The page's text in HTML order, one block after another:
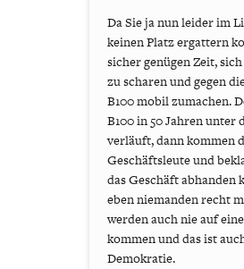
Da Sie ja nun leider im
keinen Platz ergattern
sicher genügen Zeit,
zu scharen und gegen
B100 mobil zumachen.
B100 in 50 Jahren unter
verläuft, dann kommen
Geschäftsleute und
das Geschäft abhanden
eben niemanden recht
werden auch nie auf
kommen und das ist
Demokratie.